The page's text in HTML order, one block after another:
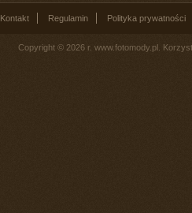
Kontakt Regulamin Polityka prywatności
Copyright © 2026 r. www.fotomody.pl.